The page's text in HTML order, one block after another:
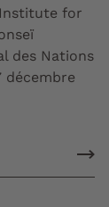
for
des Nations
décembre